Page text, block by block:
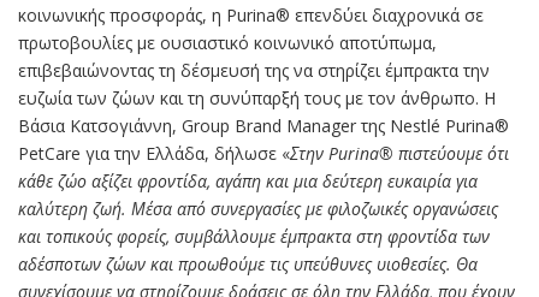
κοινωνικής προσφοράς, η Purina® επενδύει διαχρονικά σε
πρωτοβουλίες με ουσιαστικό κοινωνικό αποτύπωμα,
επιβεβαιώνοντας τη δέσμευσή της να στηρίζει έμπρακτα την
ευζωία των ζώων και τη συνύπαρξή τους με τον άνθρωπο. Η
Βάσια Κατσογιάννη, Group Brand Manager της Nestlé Purina®
PetCare για την Ελλάδα, δήλωσε «Στην Purina® πιστεύουμε ότι
κάθε ζώο αξίζει φροντίδα, αγάπη και μια δεύτερη ευκαιρία για
καλύτερη ζωή. Μέσα από συνεργασίες με φιλοζωικές οργανώσεις
και τοπικούς φορείς, συμβάλλουμε έμπρακτα στη φροντίδα των
αδέσποτων ζώων και προωθούμε τις υπεύθυνες υιοθεσίες. Θα
συνεχίσουμε να στηρίζουμε δράσεις σε όλη την Ελλάδα, που έχουν